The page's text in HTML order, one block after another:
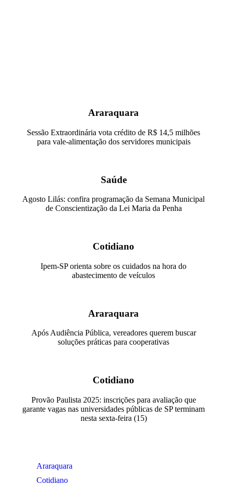
Araraquara
Sessão Extraordinária vota crédito de R$ 14,5 milhões
para vale-alimentação dos servidores municipais
Saúde
Agosto Lilás: confira programação da Semana Municipal
de Conscientização da Lei Maria da Penha
Cotidiano
Ipem-SP orienta sobre os cuidados na hora do
abastecimento de veículos
Araraquara
Após Audiência Pública, vereadores querem buscar
soluções práticas para cooperativas
Cotidiano
Provão Paulista 2025: inscrições para avaliação que
garante vagas nas universidades públicas de SP terminam
nesta sexta-feira (15)
Araraquara
Cotidiano